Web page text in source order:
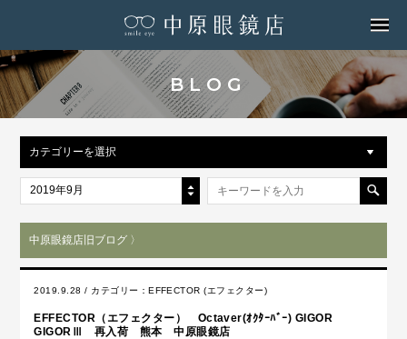
BLOG
カテゴリーを選択
2019年9月
中原眼鏡店旧ブログ 〉
2019.9.28 / カテゴリー：EFFECTOR (エフェクター)
EFFECTOR（エフェクター） Octaver(ｵｸﾀｰﾊﾞｰ) GIGOR
GIGORⅢ 再入荷 熊本 中原眼鏡店